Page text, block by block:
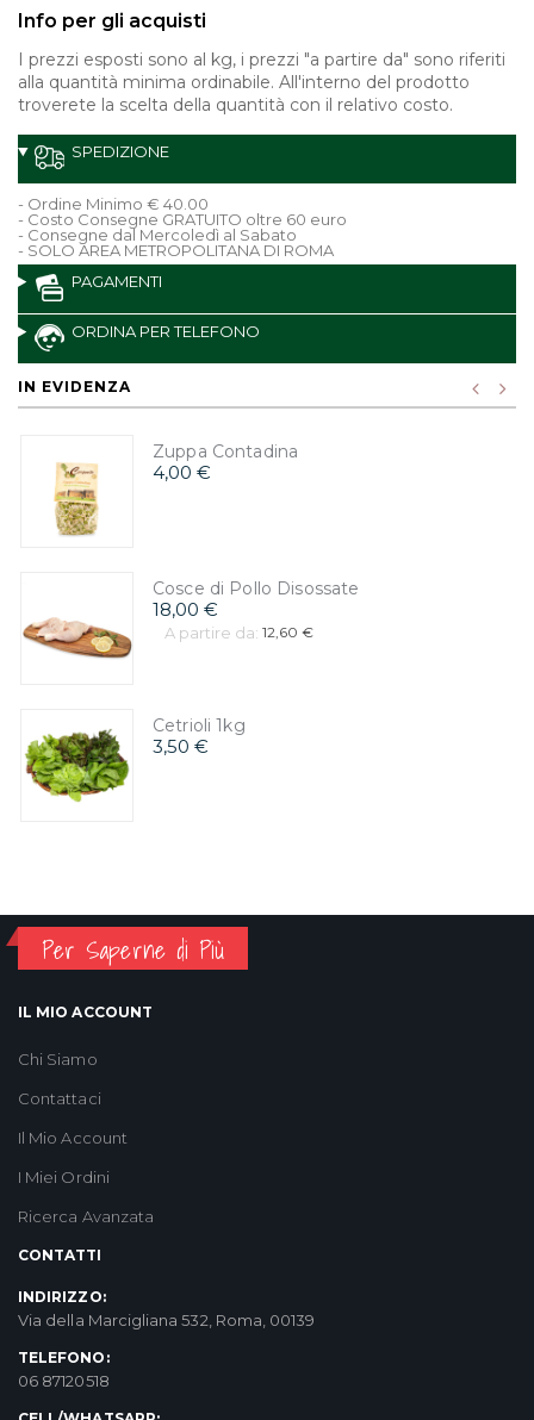
Info per gli acquisti
I prezzi esposti sono al kg, i prezzi "a partire da" sono riferiti
alla quantità minima ordinabile. All'interno del prodotto
troverete la scelta della quantità con il relativo costo.
SPEDIZIONE
- Ordine Minimo € 40.00
- Costo Consegne GRATUITO oltre 60 euro
- Consegne dal Mercoledì al Sabato
- SOLO AREA METROPOLITANA DI ROMA
PAGAMENTI
ORDINA PER TELEFONO
IN EVIDENZA
Zuppa Contadina
4,00 €
Cosce di Pollo Disossate
18,00 €
A partire da: 12,60 €
Cetrioli 1kg
3,50 €
Per Saperne di Più
IL MIO ACCOUNT
Chi Siamo
Contattaci
Il Mio Account
I Miei Ordini
Ricerca Avanzata
CONTATTI
INDIRIZZO:
Via della Marcigliana 532, Roma, 00139
TELEFONO:
06 87120518